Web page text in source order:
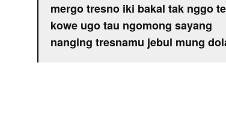
mergo tresno iki bakal tak nggo
kowe ugo tau ngomong sayang
nanging tresnamu jebul mung